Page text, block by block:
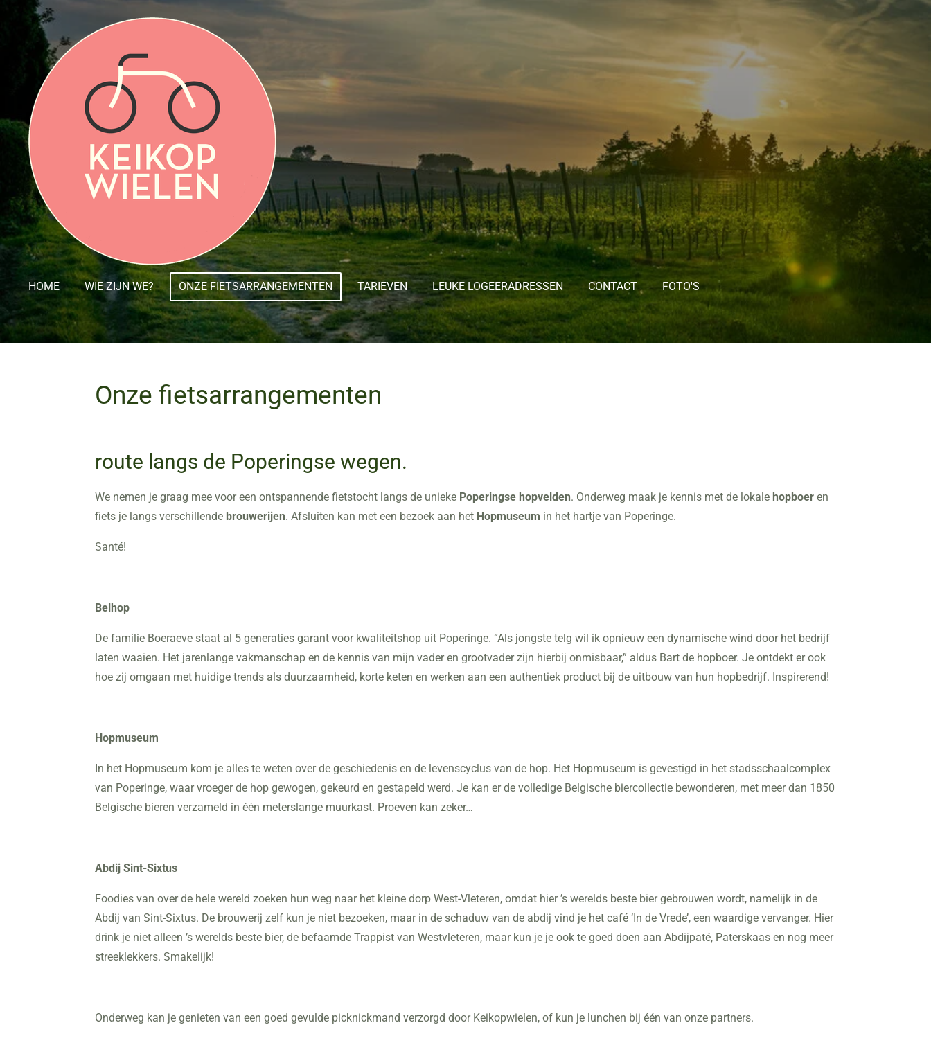
hoofdinhoud
HOME WIE ZIJN WE? ONZE FIETSARRANGEMENTEN TARIEVEN LEUKE LOGEERADRESSEN CONTACT FOTO'S
Onze fietsarrangementen
route langs de Poperingse wegen.
We nemen je graag mee voor een ontspannende fietstocht langs de unieke Poperingse hopvelden. Onderweg maak je kennis met de lokale hopboer en
fiets je langs verschillende brouwerijen. Afsluiten kan met een bezoek aan het Hopmuseum in het hartje van Poperinge.
Santé!
Belhop
De familie Boeraeve staat al 5 generaties garant voor kwaliteitshop uit Poperinge. “Als jongste telg wil ik opnieuw een dynamische wind door het bedrijf
laten waaien. Het jarenlange vakmanschap en de kennis van mijn vader en grootvader zijn hierbij onmisbaar,” aldus Bart de hopboer. Je ontdekt er ook
hoe zij omgaan met huidige trends als duurzaamheid, korte keten en werken aan een authentiek product bij de uitbouw van hun hopbedrijf. Inspirerend!
Hopmuseum
In het Hopmuseum kom je alles te weten over de geschiedenis en de levenscyclus van de hop. Het Hopmuseum is gevestigd in het stadsschaalcomplex
van Poperinge, waar vroeger de hop gewogen, gekeurd en gestapeld werd. Je kan er de volledige Belgische biercollectie bewonderen, met meer dan 1850
Belgische bieren verzameld in één meterslange muurkast. Proeven kan zeker…
Abdij Sint-Sixtus
Foodies van over de hele wereld zoeken hun weg naar het kleine dorp West-Vleteren, omdat hier ’s werelds beste bier gebrouwen wordt, namelijk in de
Abdij van Sint-Sixtus. De brouwerij zelf kun je niet bezoeken, maar in de schaduw van de abdij vind je het café ‘In de Vrede’, een waardige vervanger. Hier
drink je niet alleen ’s werelds beste bier, de befaamde Trappist van Westvleteren, maar kun je je ook te goed doen aan Abdijpaté, Paterskaas en nog meer
streeklekkers. Smakelijk!
Onderweg kan je genieten van een goed gevulde picknickmand verzorgd door Keikopwielen, of kun je lunchen bij één van onze partners.